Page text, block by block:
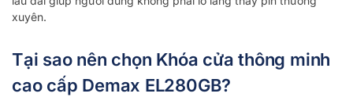
xuyên.
Tại sao nên chọn Khóa cửa thông minh
cao cấp Demax EL280GB?